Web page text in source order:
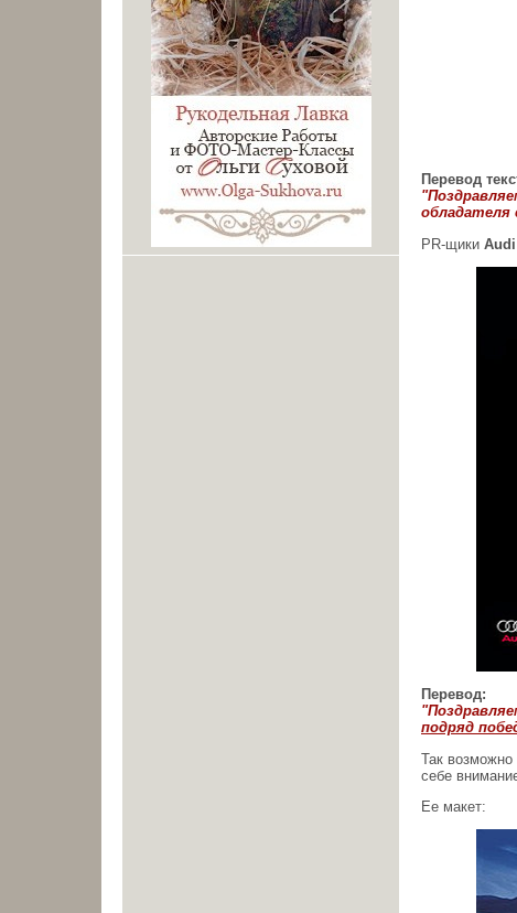
Перевод
обладателя
PR-щики Audi
Перевод:
подряд
Так
себе
Ее макет: